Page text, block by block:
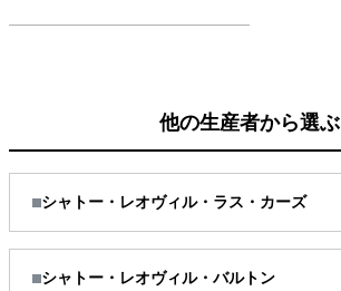
他の生産者から選ぶ
シャトー・レオヴィル・ラス・カーズ
シャトー・レオヴィル・バルトン